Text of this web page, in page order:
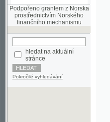
hledat na aktuální
stránce
Pokročilé vyhledávání